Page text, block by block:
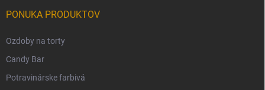
PONUKA PRODUKTOV
Ozdoby na torty
Candy Bar
Potravinárske farbivá